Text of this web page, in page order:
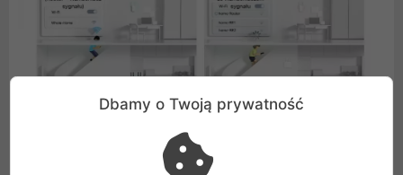
Dbamy o Twoją prywatność